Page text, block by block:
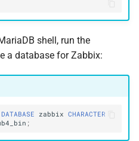
shell, run the
a database for Zabbix:
DATABASE zabbix CHARACTER
;